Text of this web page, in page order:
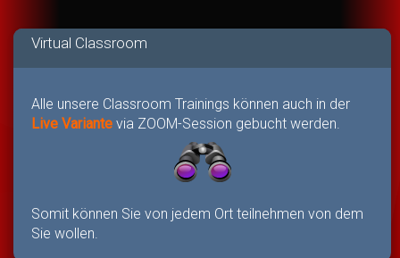
Virtual Classroom
Alle unsere Classroom Trainings können auch in der
Live Variante via ZOOM-Session gebucht werden.
Somit können Sie von jedem Ort teilnehmen von dem
Sie wollen.